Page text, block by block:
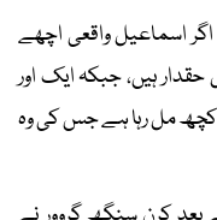
اسماعیل واقعی اچھے
ہیں، جبکہ ایک اور
کچھ مل رہا ہے جس کی وہ